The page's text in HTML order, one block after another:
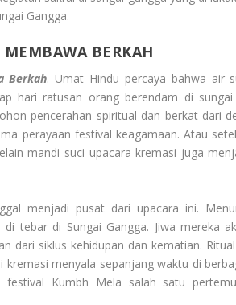
Gangga.
BERKAH
Berkah. Umat Hindu percaya bahwa air
hari ratusan orang berendam di sungai
pencerahan spiritual dan berkat dari
perayaan festival keagamaan. Atau
mandi suci upacara kremasi juga
menjadi pusat dari upacara ini.
tebar di Sungai Gangga. Jiwa mereka
dari siklus kehidupan dan kematian.
menyala sepanjang waktu di
Kumbh Mela salah satu